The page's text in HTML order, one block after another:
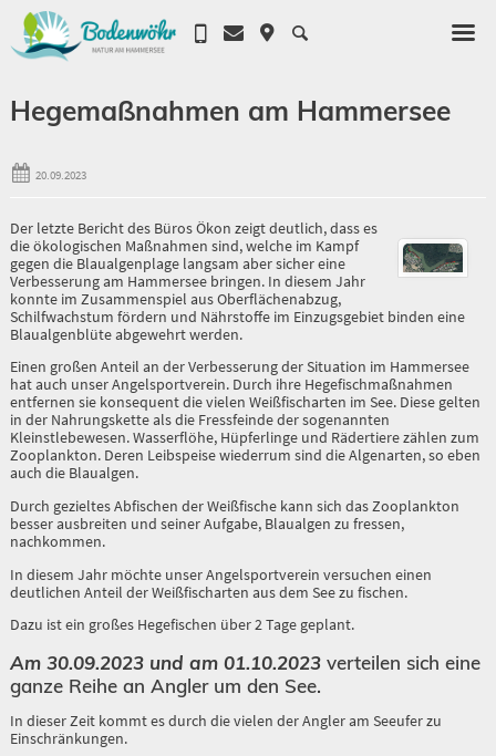
Hegemaßnahmen am Hammersee
20.09.2023
Der letzte Bericht des Büros Ökon zeigt deutlich, dass es
die ökologischen Maßnahmen sind, welche im Kampf
gegen die Blaualgenplage langsam aber sicher eine
Verbesserung am Hammersee bringen. In diesem Jahr
konnte im Zusammenspiel aus Oberflächenabzug,
Schilfwachstum fördern und Nährstoffe im Einzugsgebiet binden eine
Blaualgenblüte abgewehrt werden.
Einen großen Anteil an der Verbesserung der Situation im Hammersee
hat auch unser Angelsportverein. Durch ihre Hegefischmaßnahmen
entfernen sie konsequent die vielen Weißfischarten im See. Diese gelten
in der Nahrungskette als die Fressfeinde der sogenannten
Kleinstlebewesen. Wasserflöhe, Hüpferlinge und Rädertiere zählen zum
Zooplankton. Deren Leibspeise wiederrum sind die Algenarten, so eben
auch die Blaualgen.
Durch gezieltes Abfischen der Weißfische kann sich das Zooplankton
besser ausbreiten und seiner Aufgabe, Blaualgen zu fressen,
nachkommen.
In diesem Jahr möchte unser Angelsportverein versuchen einen
deutlichen Anteil der Weißfischarten aus dem See zu fischen.
Dazu ist ein großes Hegefischen über 2 Tage geplant.
Am 30.09.2023 und am 01.10.2023verteilen sich eine
ganze Reihe an Angler um den See.
In dieser Zeit kommt es durch die vielen der Angler am Seeufer zu
Einschränkungen.